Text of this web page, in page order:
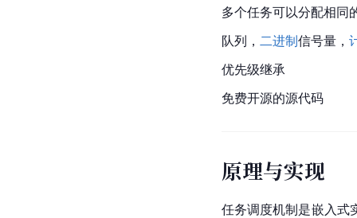
多个任务可以分配相同
队列 ， 二进制信号量，
优先级继承
免费开源的源代码
原理与实现
任务调度机制是嵌入式